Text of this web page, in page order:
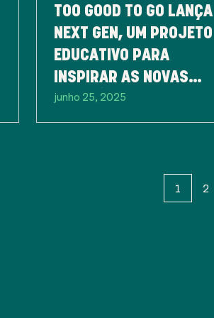
TOO GOOD TO GO LANÇA
NEXT GEN, UM PROJETO
EDUCATIVO PARA
INSPIRAR AS NOVAS
GERAÇÕES NA LUTA
CONTRA O DESPERDÍCIO
junho 25, 2025
1 2